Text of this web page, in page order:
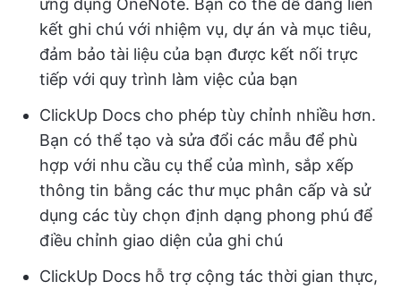
ứng dụng OneNote. Bạn có thể dễ dàng liên
kết ghi chú với nhiệm vụ, dự án và mục tiêu,
đảm bảo tài liệu của bạn được kết nối trực
tiếp với quy trình làm việc của bạn
ClickUp Docs cho phép tùy chỉnh nhiều hơn.
Bạn có thể tạo và sửa đổi các mẫu để phù
hợp với nhu cầu cụ thể của mình, sắp xếp
thông tin bằng các thư mục phân cấp và sử
dụng các tùy chọn định dạng phong phú để
điều chỉnh giao diện của ghi chú
ClickUp Docs hỗ trợ cộng tác thời gian thực,